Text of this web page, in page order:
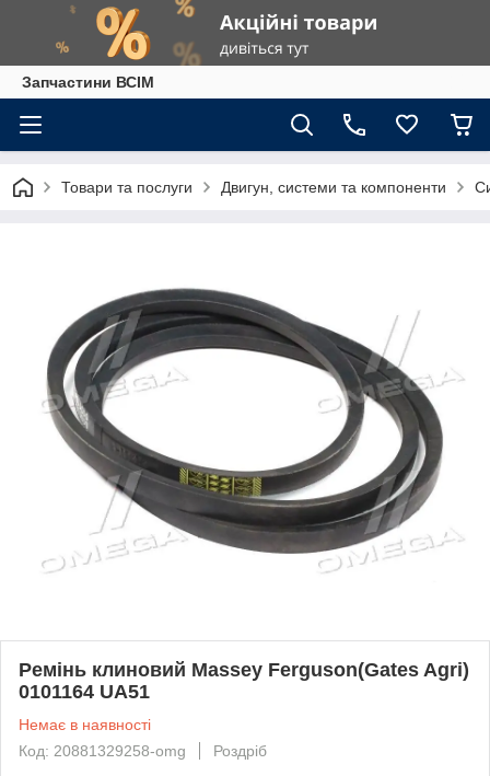
Запчастини ВСІМ
Товари та послуги Двигун, системи та компоненти
Ремінь клиновий Massey Ferguson(Gates Agri)
0101164 UA51
Немає в наявності
Код: 20881329258-omg
Роздріб